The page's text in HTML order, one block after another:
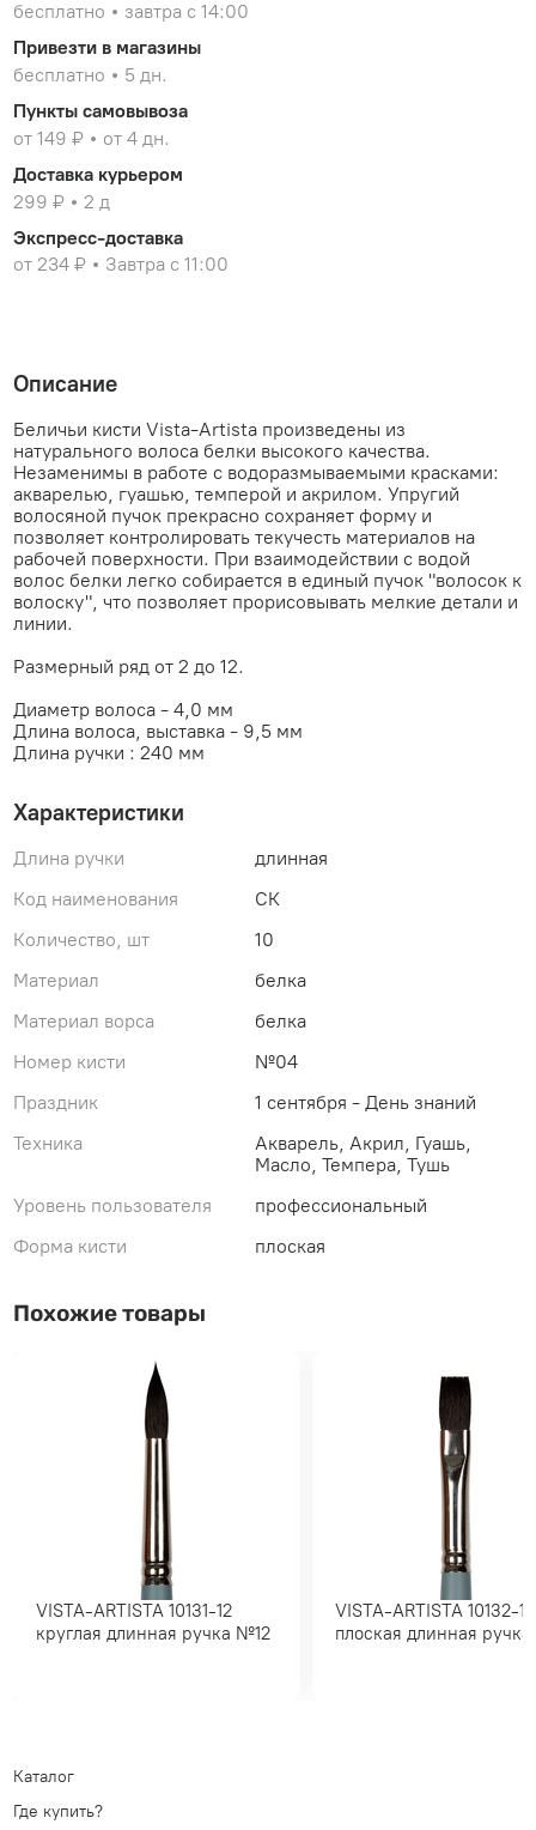
бесплатно
завтра с 14:00
Привезти в магазины
бесплатно
5 дн.
Пункты самовывоза
от 149 ₽
от 4 дн.
Доставка курьером
299 ₽
2 д
Экспресс-доставка
от 234 ₽
Завтра с 11:00
Описание
Беличьи кисти Vista-Artista произведены из
натурального волоса белки высокого качества.
Незаменимы в работе с водоразмываемыми красками:
акварелью, гуашью, темперой и акрилом. Упругий
волосяной пучок прекрасно сохраняет форму и
позволяет контролировать текучесть материалов на
рабочей поверхности. При взаимодействии с водой
волос белки легко собирается в единый пучок "волосок к
волоску", что позволяет прорисовывать мелкие детали и
линии.
Размерный ряд от 2 до 12.
Диаметр волоса - 4,0 мм
Длина волоса, выставка - 9,5 мм
Длина ручки : 240 мм
Характеристики
Длина ручки
длинная
Код наименования
СК
Количество, шт
10
Материал
белка
Материал ворса
белка
Номер кисти
№04
Праздник
1 сентября - День знаний
Техника
Акварель, Акрил, Гуашь,
Масло, Темпера, Тушь
Уровень пользователя
профессиональный
Форма кисти
плоская
Похожие товары
VISTA-ARTISTA 10131-12
круглая длинная ручка №12
VISTA-ARTISTA 10132-12
плоская длинная
Каталог
Где купить?